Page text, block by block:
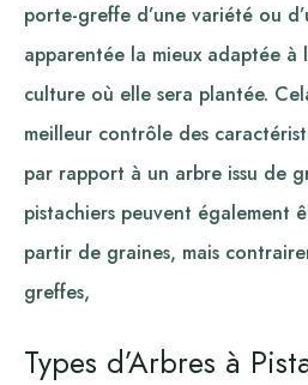
porte-greffe d’une variété ou
apparentée la mieux adaptée
culture où elle sera plantée.
meilleur contrôle des
par rapport à un arbre issu de
pistachiers peuvent également
partir de graines, mais
greffes,
Types d’Arbres à